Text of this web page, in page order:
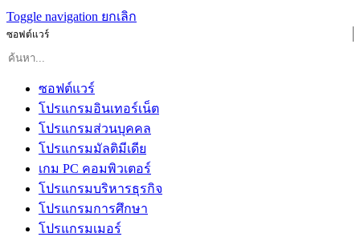
Toggle navigation ยกเลิก
ซอฟต์แวร์
ซอฟต์แวร์
โปรแกรมอินเทอร์เน็ต
โปรแกรมส่วนบุคคล
โปรแกรมมัลติมีเดีย
เกม PC คอมพิวเตอร์
โปรแกรมบริหารธุรกิจ
โปรแกรมการศึกษา
โปรแกรมเมอร์